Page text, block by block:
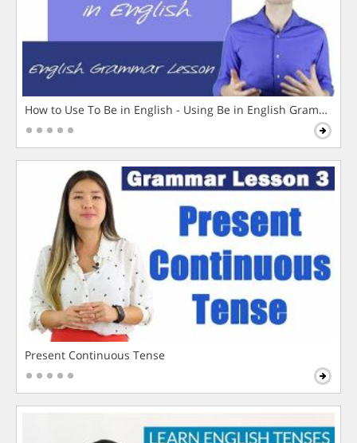
How to Use To Be in English - Using Be in English Grammar
Present Continuous Tense